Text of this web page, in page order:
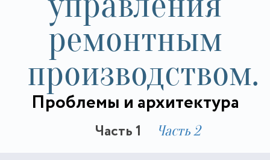
ремонтным
производством.
Проблемы и архитектура
Часть 1 Часть 2